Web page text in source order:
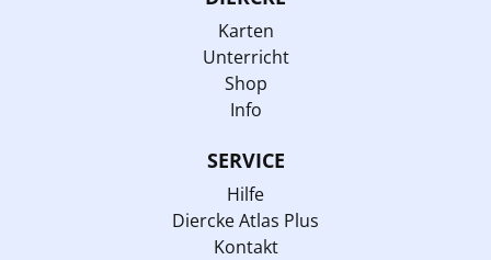
Karten
Unterricht
Shop
Info
SERVICE
Hilfe
Diercke Atlas Plus
Kontakt